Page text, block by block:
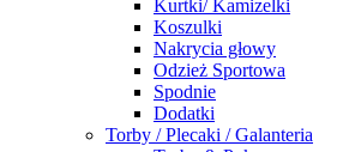
Kurtki/ Kamizelki
Koszulki
Nakrycia głowy
Odzież Sportowa
Spodnie
Dodatki
Torby / Plecaki / Galanteria